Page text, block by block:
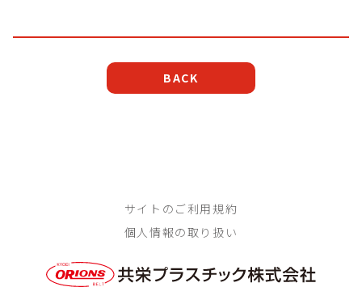
BACK
サイトのご利用規約
個人情報の取り扱い